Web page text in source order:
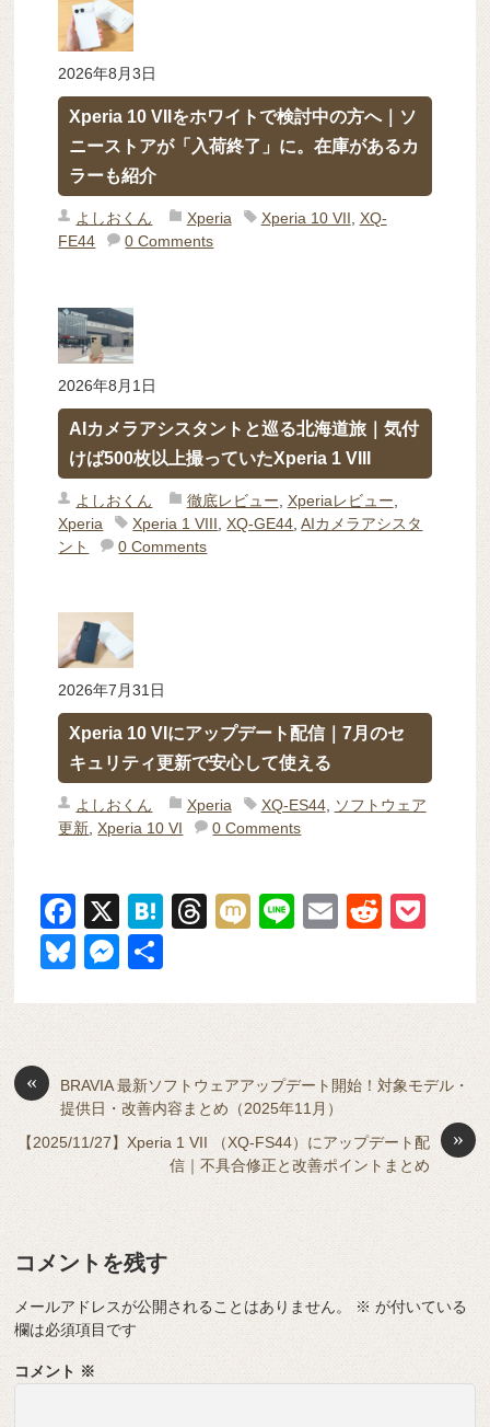
2026年8月3日
Xperia 10 VIIをホワイトで検討中の方へ｜ソ
ニーストアが「入荷終了」に。在庫があるカ
ラーも紹介
よしおくん Xperia Xperia 10 VII, XQ-
FE44
0 Comments
2026年8月1日
AIカメラアシスタントと巡る北海道旅｜気付
けば500枚以上撮っていたXperia 1 VIII
よしおくん 徹底レビュー Xperiaレビュー
Xperia
Xperia 1 VIII ,XQ-GE44 ,AIカメラアシスタ
ント
0 Comments
2026年7月31日
Xperia 10 VIにアップデート配信｜7月のセ
キュリティ更新で安心して使える
よしおくん Xperia XQ-ES44, ソフトウェア
更新,Xperia 10 VI 0 Comments
F
a
c
e
o
o
k
X
H
n
T
a
d
s
M
Li
E
R
di et
Bl
y
M
n
g
er
«
BRAVIA 最新ソフトウェアアップデート開始！対象モデル・
提供日・改善内容まとめ（2025年11月）
»
【2025/11/27】Xperia 1 VII （XQ-FS44）にアップデート配
信｜不具合修正と改善ポイントまとめ
コメントを残す
メールアドレスが公開されることはありません。 ※ が付いている
欄は必須項目です
コメント ※